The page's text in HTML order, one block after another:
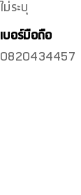
ไม่ระบุ
เบอร์มือถือ
0820434457